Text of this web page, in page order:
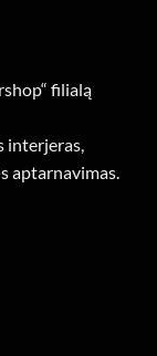
filialą
interjeras,
aptarnavimas.